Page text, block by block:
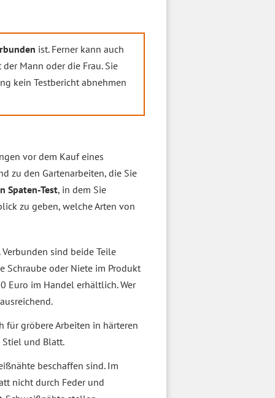
ist. Ferner kann auch
Mann oder die Frau. Sie
kein Testbericht abnehmen
vor dem Kauf eines
zu den Gartenarbeiten, die Sie
Spaten-Test, in dem Sie
zu geben, welche Arten von
sind beide Teile
Schraube oder Niete im Produkt
Euro im Handel erhältlich. Wer
für gröbere Arbeiten in härteren
und Blatt.
beschaffen sind. Im
nicht durch Feder und